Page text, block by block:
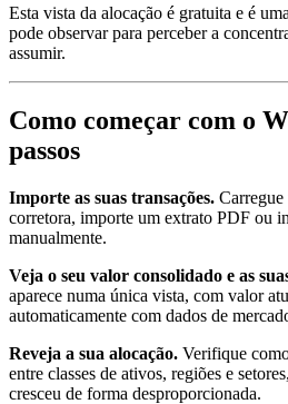
Esta vista da alocação é gratuita e é
pode observar para perceber a
assumir.
Como começar com o
passos
Importe as suas transações.
corretora, importe um extrato PDF ou
manualmente.
Veja o seu valor consolidado e as
aparece numa única vista, com valor
automaticamente com dados de
Reveja a sua alocação. Verifique
entre classes de ativos, regiões e
cresceu de forma desproporcionada.